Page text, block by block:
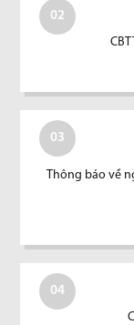
02
03
Thông báo về
04